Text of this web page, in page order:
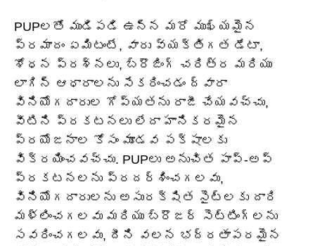
PUPలతో ముడిపడి ఉన్న మరో ముఖ్యమైన
ప్రమాదం ఏమిటంటే, వారు వ్యక్తిగత డేటా,
శోధన ప్రశ్నలు, బ్రౌజింగ్ చరిత్ర మరియు
లాగిన్ ఆధారాలను సేకరించడం ద్వారా
వినియోగదారుల గోప్యతను రాజీ చేయవచ్చు,
వీటిని ప్రకటనలు లేదా హానికరమైన
ప్రయోజనాల కోసం మూడవ పక్షాలకు
విక్రయించవచ్చు. PUPలు అనుచిత పాప్-అప్
ప్రకటనలను ప్రదర్శించగలవు,
వినియోగదారులను అసురక్షిత సైట్‌లకు దారి
మళ్లించగలవు మరియు బ్రౌజర్ సెట్టింగ్‌లను
సవరించగలవు, దీని వలన భద్రతాపరమైన